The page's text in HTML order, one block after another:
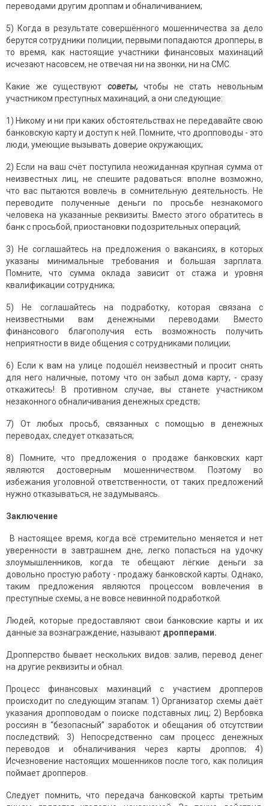
переводами другим дроппам и обналичиванием;
5) Когда в результате совершённого мошенничества за дело
берутся сотрудники полиции, первыми попадаются дропперы, в
то время, как настоящие участники финансовых махинаций
исчезают насовсем, не отвечая ни на звонки, ни на СМС.
Какие же существуют советы,чтобы не стать невольным
участником преступных махинаций, а они следующие:
1) Никому и ни при каких обстоятельствах не передавайте свою
банковскую карту и доступ к ней. Помните, что дропповоды - это
люди, умеющие вызывать доверие окружающих;
2) Если на ваш счёт поступила неожиданная крупная сумма от
неизвестных лиц, не спешите радоваться: вполне возможно,
что вас пытаются вовлечь в сомнительную деятельность. Не
переводите полученные деньги по просьбе незнакомого
человека на указанные реквизиты. Вместо этого обратитесь в
банк с просьбой, приостановки подозрительных операций;
3) Не соглашайтесь на предложения о вакансиях, в которых
указаны минимальные требования и большая зарплата.
Помните, что сумма оклада зависит от стажа и уровня
квалификации сотрудника;
5) Не соглашайтесь на подработку, которая связана с
неизвестными вам денежными переводами. Вместо
финансового благополучия есть возможность получить
неприятности в виде общения с сотрудниками полиции;
6) Если к вам на улице подошёл неизвестный и просит снять
для него наличные, потому что он забыл дома карту, - сразу
откажитесь! В противном случае, вы станете участником
незаконного обналичивания денежных средств;
7) От любых просьб, связанных с помощью в денежных
переводах, следует отказаться;
8) Помните, что предложения о продаже банковских карт
являются достоверным мошенничеством. Поэтому во
избежания уголовной ответственности, от таких предложений
нужно отказываться, не задумываясь.
Заключение
В настоящее время, когда всё стремительно меняется и нет
уверенности в завтрашнем дне, легко попасться на удочку
злоумышленников, когда те обещают лёгкие деньги за
довольно простую работу - продажу банковской карты. Однако,
таким предложения являются процессом вовлечения в
преступные схемы, а не вовсе невинной подработкой.
Людей, которые предоставляют свои банковские карты и их
данные за вознаграждение, называют дропперами.
Дропперство бывает нескольких видов: залив, перевод денег
на другие реквизиты и обнал.
Процесс финансовых махинаций с участием дропперов
происходит по следующим этапам: 1) Организатор схемы даёт
указания дропповодам о поиске подставных лиц; 2) Вербовка
россиян в “безопасный” заработок и обещания об отсутствии
последствий; 3) Непосредственно сам процесс денежных
переводов и обналичивания через карты дроппов; 4)
Исчезновение настоящих мошенников после того, как полиция
поймает дропперов.
Следует помнить, что передача банковской карты третьим